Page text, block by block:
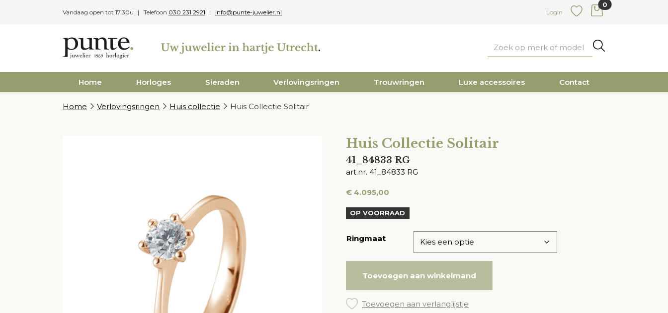
Vandaag open tot 17.30u Telefoon 030 231 2921 info@punte-juwelier.nl
Login
0
items in cart
Home Horloges Sieraden Verlovingsringen Trouwringen Luxe accessoires Contact
Home Verlovingsringen Huis collectie Huis Collectie Solitair
Huis Collectie Solitair
41_84833 RG
art.nr. 41_84833 RG
€ 4.095,00
OP VOORRAAD
Ringmaat
Toevoegen aan winkelmand
Toevoegen aan verlanglijstje